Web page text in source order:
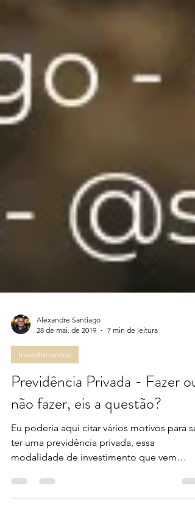
Alexandre Santiago
28 de mai. de 2019
Investimentos
Previdência Privada - Fazer ou
não fazer, eis a questão?
Eu poderia aqui citar vários motivos para se
modalidade de investimento que vem
sendo bastante debatida...